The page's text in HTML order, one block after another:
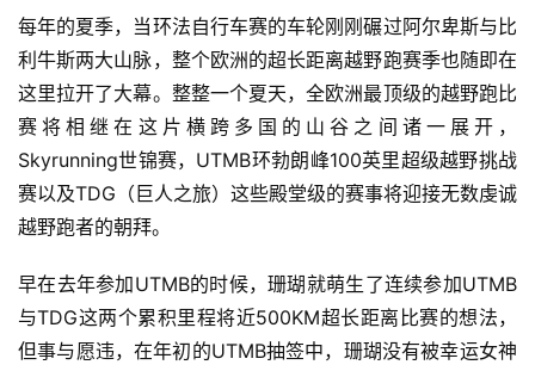
每年的夏季，当环法自行车赛的车轮刚刚碾过阿尔卑斯与比
利牛斯两大山脉，整个欧洲的超长距离越野跑赛季也随即在
这里拉开了大幕。整整一个夏天，全欧洲最顶级的越野跑比
赛将相继在这片横跨多国的山谷之间诸一展开，
Skyrunning世锦赛，UTMB环勃朗峰100英里超级越野挑战
赛以及TDG（巨人之旅）这些殿堂级的赛事将迎接无数虔诚
越野跑者的朝拜。
早在去年参加UTMB的时候，珊瑚就萌生了连续参加UTMB
与TDG这两个累积里程将近500KM超长距离比赛的想法，
但事与愿违，在年初的UTMB抽签中，珊瑚没有被幸运女神